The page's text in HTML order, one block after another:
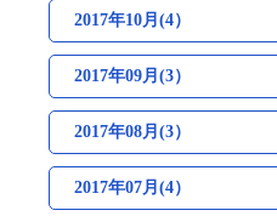
2017年10月(4）
2017年09月(3）
2017年08月(3）
2017年07月(4）